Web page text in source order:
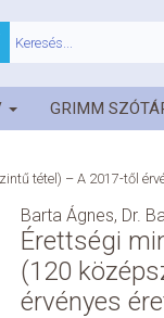
GRIMM
tétel) – A 2017-től
Barta Ágnes, Dr.
Érettségi
(120
érvényes